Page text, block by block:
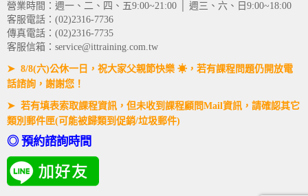
營業時間：週一、二、四、五9:00~21:00 │ 週三、六、日9:00~18:00
客服電話：(02)2316-7736
傳真電話：(02)2316-7735
客服信箱：service@ittraining.com.tw
➤ 8/8(六)公休一日，祝大家父親節快樂 ☀，若有課程問題仍開放電
話諮詢，謝謝您！
➤ 若有填表索取課程資訊，但未收到課程顧問Mail資訊，請確認其它
類別郵件匣(可能被歸類到促銷/垃圾郵件)
◎ 預約諮詢時間